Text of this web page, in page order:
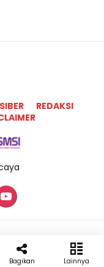
REDAKSI
Reserved
Bagikan Lainnya